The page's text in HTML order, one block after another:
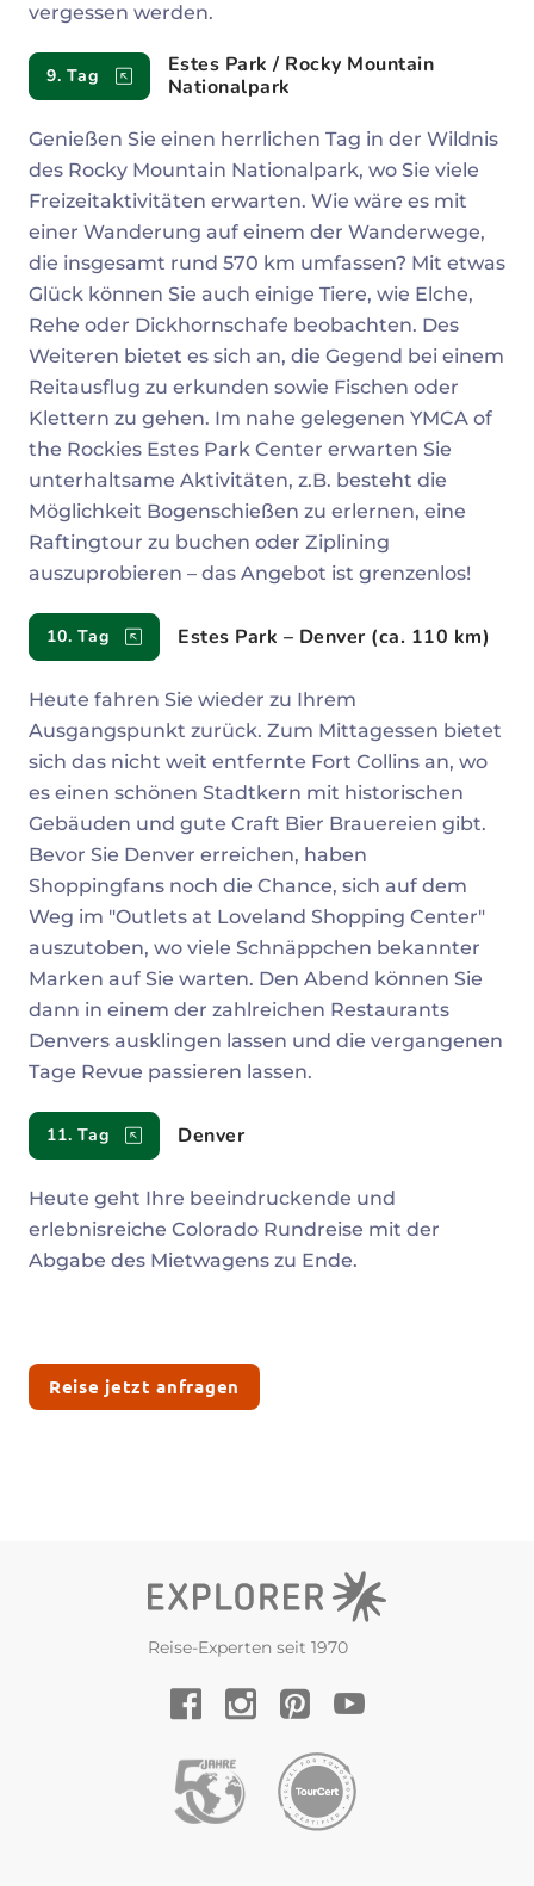
vergessen werden.
9. Tag
Estes Park / Rocky Mountain
Nationalpark
Genießen Sie einen herrlichen Tag in der Wildnis
des Rocky Mountain Nationalpark, wo Sie viele
Freizeitaktivitäten erwarten. Wie wäre es mit
einer Wanderung auf einem der Wanderwege,
die insgesamt rund 570 km umfassen? Mit etwas
Glück können Sie auch einige Tiere, wie Elche,
Rehe oder Dickhornschafe beobachten. Des
Weiteren bietet es sich an, die Gegend bei einem
Reitausflug zu erkunden sowie Fischen oder
Klettern zu gehen. Im nahe gelegenen YMCA of
the Rockies Estes Park Center erwarten Sie
unterhaltsame Aktivitäten, z.B. besteht die
Möglichkeit Bogenschießen zu erlernen, eine
Raftingtour zu buchen oder Ziplining
auszuprobieren – das Angebot ist grenzenlos!
10. Tag Estes Park – Denver (ca. 110 km)
Heute fahren Sie wieder zu Ihrem
Ausgangspunkt zurück. Zum Mittagessen bietet
sich das nicht weit entfernte Fort Collins an, wo
es einen schönen Stadtkern mit historischen
Gebäuden und gute Craft Bier Brauereien gibt.
Bevor Sie Denver erreichen, haben
Shoppingfans noch die Chance, sich auf dem
Weg im "Outlets at Loveland Shopping Center"
auszutoben, wo viele Schnäppchen bekannter
Marken auf Sie warten. Den Abend können Sie
dann in einem der zahlreichen Restaurants
Denvers ausklingen lassen und die vergangenen
Tage Revue passieren lassen.
11. Tag Denver
Heute geht Ihre beeindruckende und
erlebnisreiche Colorado Rundreise mit der
Abgabe des Mietwagens zu Ende.
Reise jetzt anfragen
Reise-Experten seit 1970